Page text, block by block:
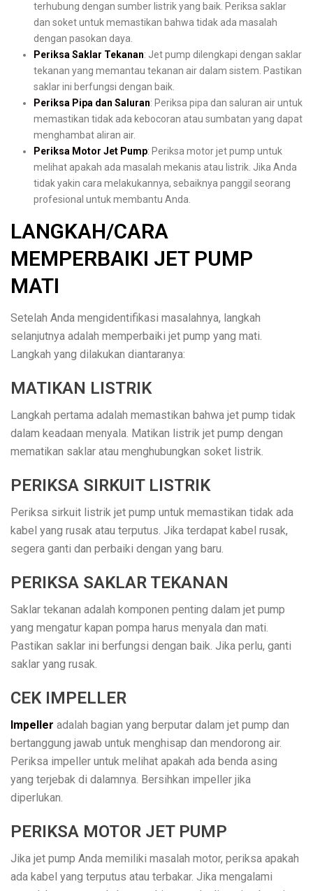
terhubung dengan sumber listrik yang baik. Periksa saklar
dan soket untuk memastikan bahwa tidak ada masalah
dengan pasokan daya.
Periksa Saklar Tekanan: Jet pump dilengkapi dengan saklar
tekanan yang memantau tekanan air dalam sistem. Pastikan
saklar ini berfungsi dengan baik.
Periksa Pipa dan Saluran: Periksa pipa dan saluran air untuk
memastikan tidak ada kebocoran atau sumbatan yang dapat
menghambat aliran air.
Periksa Motor Jet Pump: Periksa motor jet pump untuk
melihat apakah ada masalah mekanis atau listrik. Jika Anda
tidak yakin cara melakukannya, sebaiknya panggil seorang
profesional untuk membantu Anda.
LANGKAH/CARA
MEMPERBAIKI JET PUMP
MATI
Setelah Anda mengidentifikasi masalahnya, langkah
selanjutnya adalah memperbaiki jet pump yang mati.
Langkah yang dilakukan diantaranya:
MATIKAN LISTRIK
Langkah pertama adalah memastikan bahwa jet pump tidak
dalam keadaan menyala. Matikan listrik jet pump dengan
mematikan saklar atau menghubungkan soket listrik.
PERIKSA SIRKUIT LISTRIK
Periksa sirkuit listrik jet pump untuk memastikan tidak ada
kabel yang rusak atau terputus. Jika terdapat kabel rusak,
segera ganti dan perbaiki dengan yang baru.
PERIKSA SAKLAR TEKANAN
Saklar tekanan adalah komponen penting dalam jet pump
yang mengatur kapan pompa harus menyala dan mati.
Pastikan saklar ini berfungsi dengan baik. Jika perlu, ganti
saklar yang rusak.
CEK IMPELLER
Impeller adalah bagian yang berputar dalam jet pump dan
bertanggung jawab untuk menghisap dan mendorong air.
Periksa impeller untuk melihat apakah ada benda asing
yang terjebak di dalamnya. Bersihkan impeller jika
diperlukan.
PERIKSA MOTOR JET PUMP
Jika jet pump Anda memiliki masalah motor, periksa apakah
ada kabel yang terputus atau terbakar. Jika mengalami